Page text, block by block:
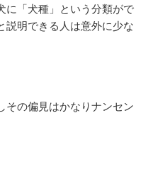
に「犬種」という分類がで
説明できる人は意外に少な
その偏見はかなりナンセン